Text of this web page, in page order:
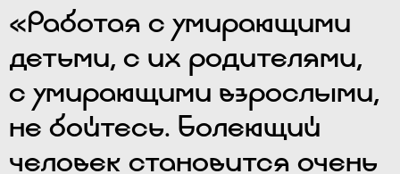
«Работая с умирающими
детьми, с их родителями,
с умирающими взрослыми,
не бойтесь. Болеющий
человек становится очень